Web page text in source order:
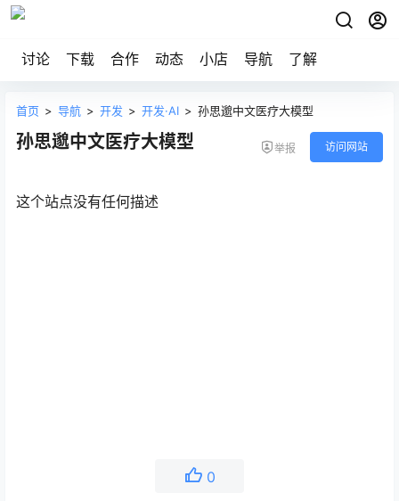
讨论 下载 合作 动态 小店 导航 了解
首页 > 导航 > 开发 > 开发·AI > 孙思邈中文医疗大模型
孙思邈中文医疗大模型 举报 访问网站
这个站点没有任何描述
0